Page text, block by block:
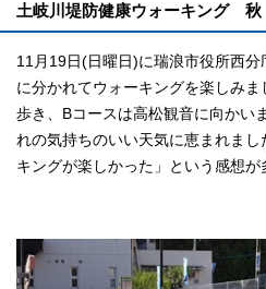
土岐川堤防健康ウォーキング 秋
11月19日(日曜日)に瑞浪市役所西分
に分かれてウォーキングを楽しみ
歩き、Bコースは高松観音に向かい
れの気持ちのいい天気に恵まれま
キングが楽しかった」という感想が